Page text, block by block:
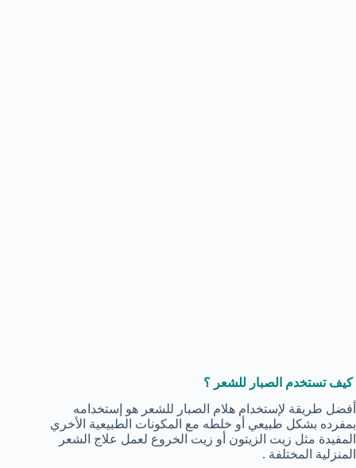
كيف تستخدم الصبار للشعر ؟
أفضل طريقة لإستخدام هلام الصبار للشعر هو إستخدامه
بمفرده بشكل طبيعي أو خلطه مع المكونات الطبيعية الأخري
المفيدة مثل زيت الزيتون أو زيت الخروع لعمل علاج الشعر
المنزلية المختلفة .